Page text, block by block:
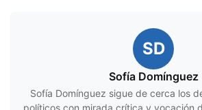
SD
Sofía Domínguez
Sofía Domínguez sigue de cerca los